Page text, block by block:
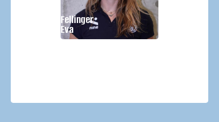
Eva
Fellinger
Größe:
Im Verein seit: 2020